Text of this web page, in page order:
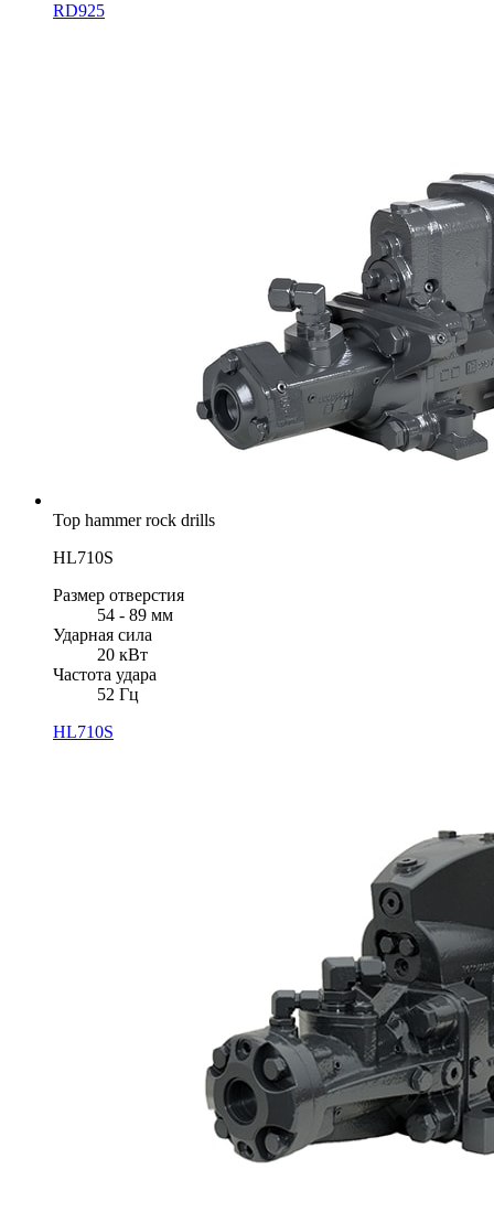
RD925
Top hammer rock drills
HL710S
Размер отверстия
54 - 89 мм
Ударная сила
20 кВт
Частота удара
52 Гц
HL710S